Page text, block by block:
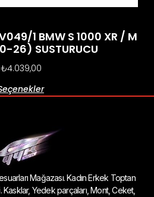
1 BMW S 1000 XR / M
26) SUSTURUCU
₺4.039,00
Mağazası. Kadın Erkek Toptan
Yedek parçaları, Mont, Ceket,